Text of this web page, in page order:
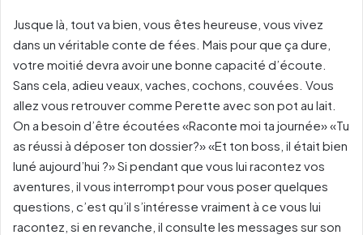
Jusque là, tout va bien, vous êtes heureuse, vous vivez
dans un véritable conte de fées. Mais pour que ça dure,
votre moitié devra avoir une bonne capacité d’écoute.
Sans cela, adieu veaux, vaches, cochons, couvées. Vous
allez vous retrouver comme Perette avec son pot au lait.
On a besoin d’être écoutées «Raconte moi ta journée» «Tu
as réussi à déposer ton dossier?» «Et ton boss, il était bien
luné aujourd’hui ?» Si pendant que vous lui racontez vos
aventures, il vous interrompt pour vous poser quelques
questions, c’est qu’il s’intéresse vraiment à ce vous lui
racontez, si en revanche, il consulte les messages sur son